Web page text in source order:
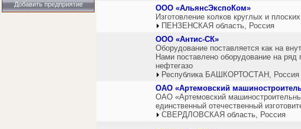
Добавить предприятие
ООО «АльянсЭкспоКом»
Изготовление колков круглых и
ПЕНЗЕНСКАЯ область, Россия
ООО «Антис-СК»
Оборудование поставляется как на
Нами поставлено оборудование на
нефтегазо
Республика БАШКОРТОСТАН, Россия
ОАО «Артемовский
ОАО «Артемовский
единственный отечественный
СВЕРДЛОВСКАЯ область, Россия